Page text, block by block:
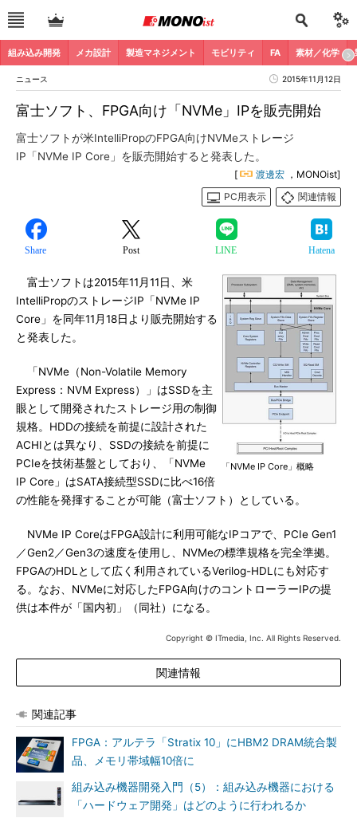
組み込み開発 メカ設計 製造マネジメント モビリティ FA 素材／化学
ニュース 2015年11月12日
富士ソフト、FPGA向け「NVMe」IPを販売開始
富士ソフトが米IntelliPropのFPGA向けNVMeストレージ
IP「NVMe IP Core」を販売開始すると発表した。
[ 渡邊宏 ，MONOist]
PC用表示
関連情報
Share Post LINE Hatena
「NVMe IP Core」概略
富士ソフトは2015年11月11日、米
IntelliPropのストレージIP「NVMe IP
Core」を同年11月18日より販売開始する
と発表した。
「NVMe（Non-Volatile Memory
Express：NVM Express）」はSSDを主
眼として開発されたストレージ用の制御
規格。HDDの接続を前提に設計された
ACHIとは異なり、SSDの接続を前提に
PCIeを技術基盤としており、「NVMe
IP Core」はSATA接続型SSDに比べ16倍
の性能を発揮することが可能（富士ソフト）としている。
NVMe IP CoreはFPGA設計に利用可能なIPコアで、PCIe Gen1
／Gen2／Gen3の速度を使用し、NVMeの標準規格を完全準拠。
FPGAのHDLとして広く利用されているVerilog-HDLにも対応す
る。なお、NVMeに対応したFPGA向けのコントローラーIPの提
供は本件が「国内初」（同社）になる。
Copyright © ITmedia, Inc. All Rights Reserved.
関連情報
関連記事
FPGA：アルテラ「Stratix 10」にHBM2 DRAM統合製
品、メモリ帯域幅10倍に
組み込み機器開発入門（5）：組み込み機器における
「ハードウェア開発」はどのように行われるか